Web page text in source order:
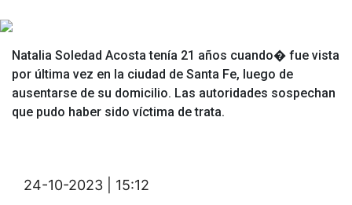
Natalia Soledad Acosta tenía 21 años cuando� fue vista
por última vez en la ciudad de Santa Fe, luego de
ausentarse de su domicilio. Las autoridades sospechan
que pudo haber sido víctima de trata.
24-10-2023 | 15:12